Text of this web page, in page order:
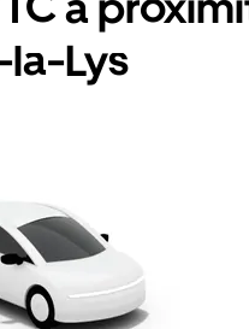
Lys